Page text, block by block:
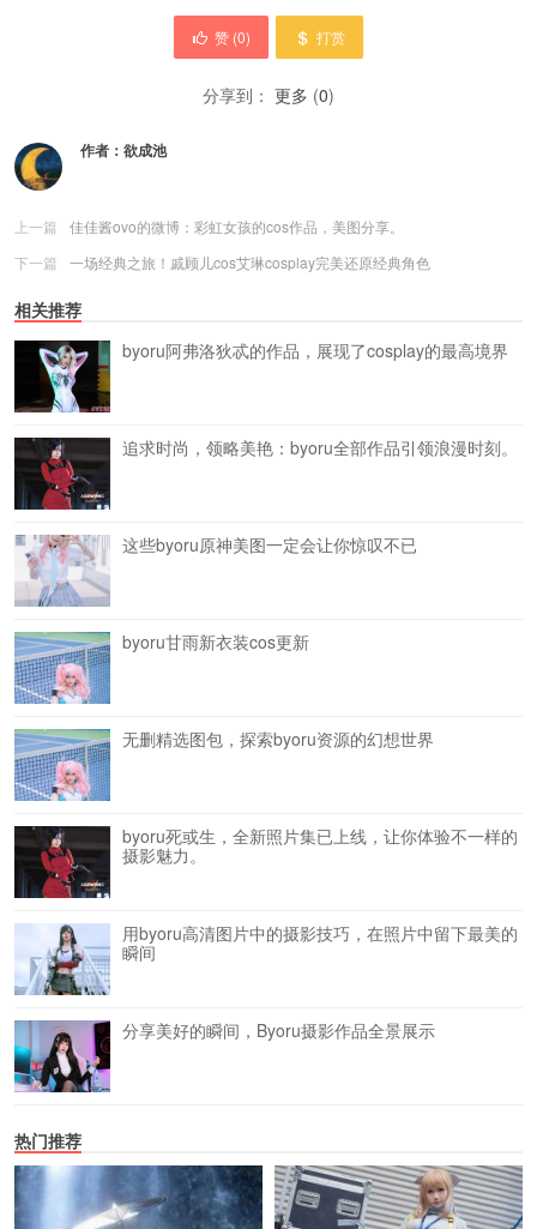
赞 (0) 打赏
分享到： 更多 (0)
作者： 欲成池
上一篇
佳佳酱ovo的微博：彩虹女孩的cos作品，美图分享。
下一篇
一场经典之旅！戚顾儿cos艾琳cosplay完美还原经典角色
相关推荐
byoru阿弗洛狄忒的作品，展现了cosplay的最高境界
追求时尚，领略美艳：byoru全部作品引领浪漫时刻。
这些byoru原神美图一定会让你惊叹不已
byoru甘雨新衣装cos更新
无删精选图包，探索byoru资源的幻想世界
byoru死或生，全新照片集已上线，让你体验不一样的
摄影魅力。
用byoru高清图片中的摄影技巧，在照片中留下最美的
瞬间
分享美好的瞬间，Byoru摄影作品全景展示
热门推荐